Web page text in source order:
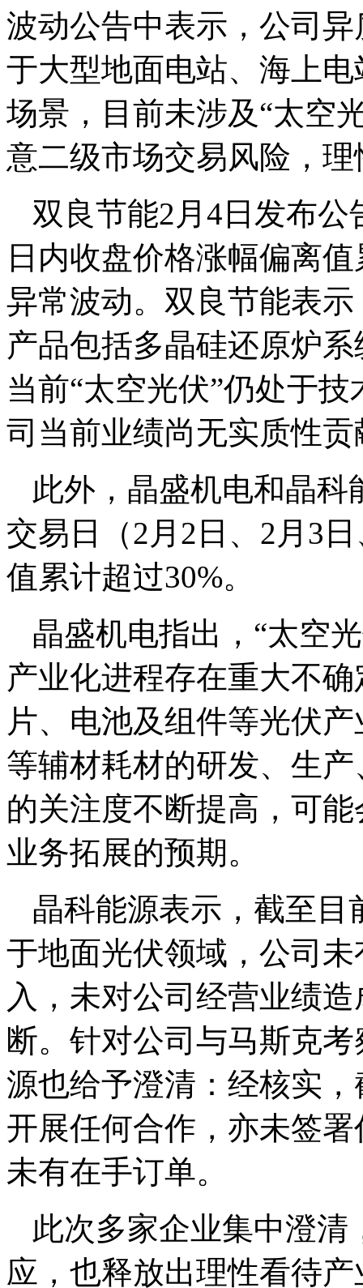
波动公告中表示，公司
于大型地面电站、海上
场景，目前未涉及“太空
意二级市场交易风险，
双良节能2月4日发布
日内收盘价格涨幅偏离
异常波动。双良节能表
产品包括多晶硅还原炉
当前“太空光伏”仍处于
司当前业绩尚无实质性贡
此外，晶盛机电和晶
交易日（2月2日、2月3
值累计超过30%。
晶盛机电指出，“太空
产业化进程存在重大不
片、电池及组件等光伏
等辅材耗材的研发、生
的关注度不断提高，可
业务拓展的预期。
晶科能源表示，截至
于地面光伏领域，公司
入，未对公司经营业绩
断。针对公司与马斯克
源也给予澄清：经核实
开展任何合作，亦未签
未有在手订单。
此次多家企业集中澄
应，也释放出理性看待